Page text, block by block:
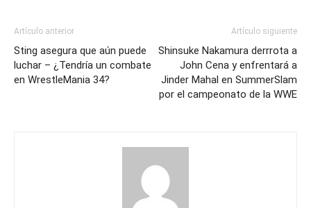
Artículo anterior
Sting asegura que aún puede
luchar – ¿Tendría un combate
en WrestleMania 34?
Artículo siguiente
Shinsuke Nakamura derrrota a
John Cena y enfrentará a
Jinder Mahal en SummerSlam
por el campeonato de la WWE